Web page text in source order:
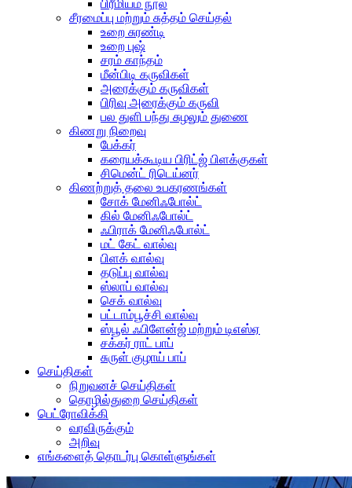
பிரீமியம் நூல்
சீரமைப்பு மற்றும் சுத்தம் செய்தல்
உறை சுரண்டி
உறை புஷ்
சரம் காந்தம்
மீன்பிடி கருவிகள்
அரைக்கும் கருவிகள்
பிரிவு அரைக்கும் கருவி
பல துளி பந்து சுழலும் துணை
கிணறு நிறைவு
பேக்கர்
கரையக்கூடிய பிரிட்ஜ் பிளக்குகள்
சிமென்ட் ரிடெய்னர்
கிணற்றுத் தலை உபகரணங்கள்
சோக் மேனிஃபோல்ட்
கில் மேனிஃபோல்ட்
ஃபிராக் மேனிஃபோல்ட்
மட் கேட் வால்வு
பிளக் வால்வு
தடுப்பு வால்வு
ஸ்லாப் வால்வு
செக் வால்வு
பட்டாம்பூச்சி வால்வு
ஸ்பூல் ஃபிளேன்ஜ் மற்றும் டிஎஸ்ஏ
சக்கர் ராட் பாப்
சுருள் குழாய் பாப்
செய்திகள்
நிறுவனச் செய்திகள்
தொழில்துறை செய்திகள்
பெட்ரோவிக்கி
வரவிருக்கும்
அறிவு
எங்களைத் தொடர்பு கொள்ளுங்கள்